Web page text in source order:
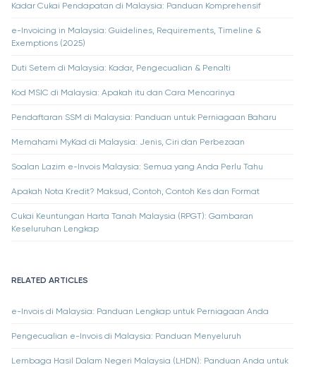
Kadar Cukai Pendapatan di Malaysia: Panduan Komprehensif
e-Invoicing in Malaysia: Guidelines, Requirements, Timeline &
Exemptions (2025)
Duti Setem di Malaysia: Kadar, Pengecualian & Penalti
Kod MSIC di Malaysia: Apakah itu dan Cara Mencarinya
Pendaftaran SSM di Malaysia: Panduan untuk Perniagaan Baharu
Memahami MyKad di Malaysia: Jenis, Ciri dan Perbezaan
Soalan Lazim e-Invois Malaysia: Semua yang Anda Perlu Tahu
Apakah Nota Kredit? Maksud, Contoh, Contoh Kes dan Format
Cukai Keuntungan Harta Tanah Malaysia (RPGT): Gambaran
Keseluruhan Lengkap
RELATED ARTICLES
e-Invois di Malaysia: Panduan Lengkap untuk Perniagaan Anda
Pengecualian e-Invois di Malaysia: Panduan Menyeluruh
Lembaga Hasil Dalam Negeri Malaysia (LHDN): Panduan Anda untuk